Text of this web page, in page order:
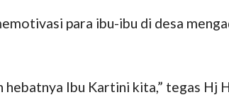
para ibu-ibu di desa
Ibu Kartini kita,” tegas Hj